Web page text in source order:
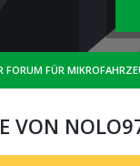
FORUM FÜR
VON